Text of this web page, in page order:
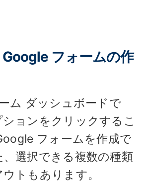
Google フォームの作
ム ダッシュボードで
ョンをクリックするこ
フォームを作成で
選択できる複数の種類
トもあります。